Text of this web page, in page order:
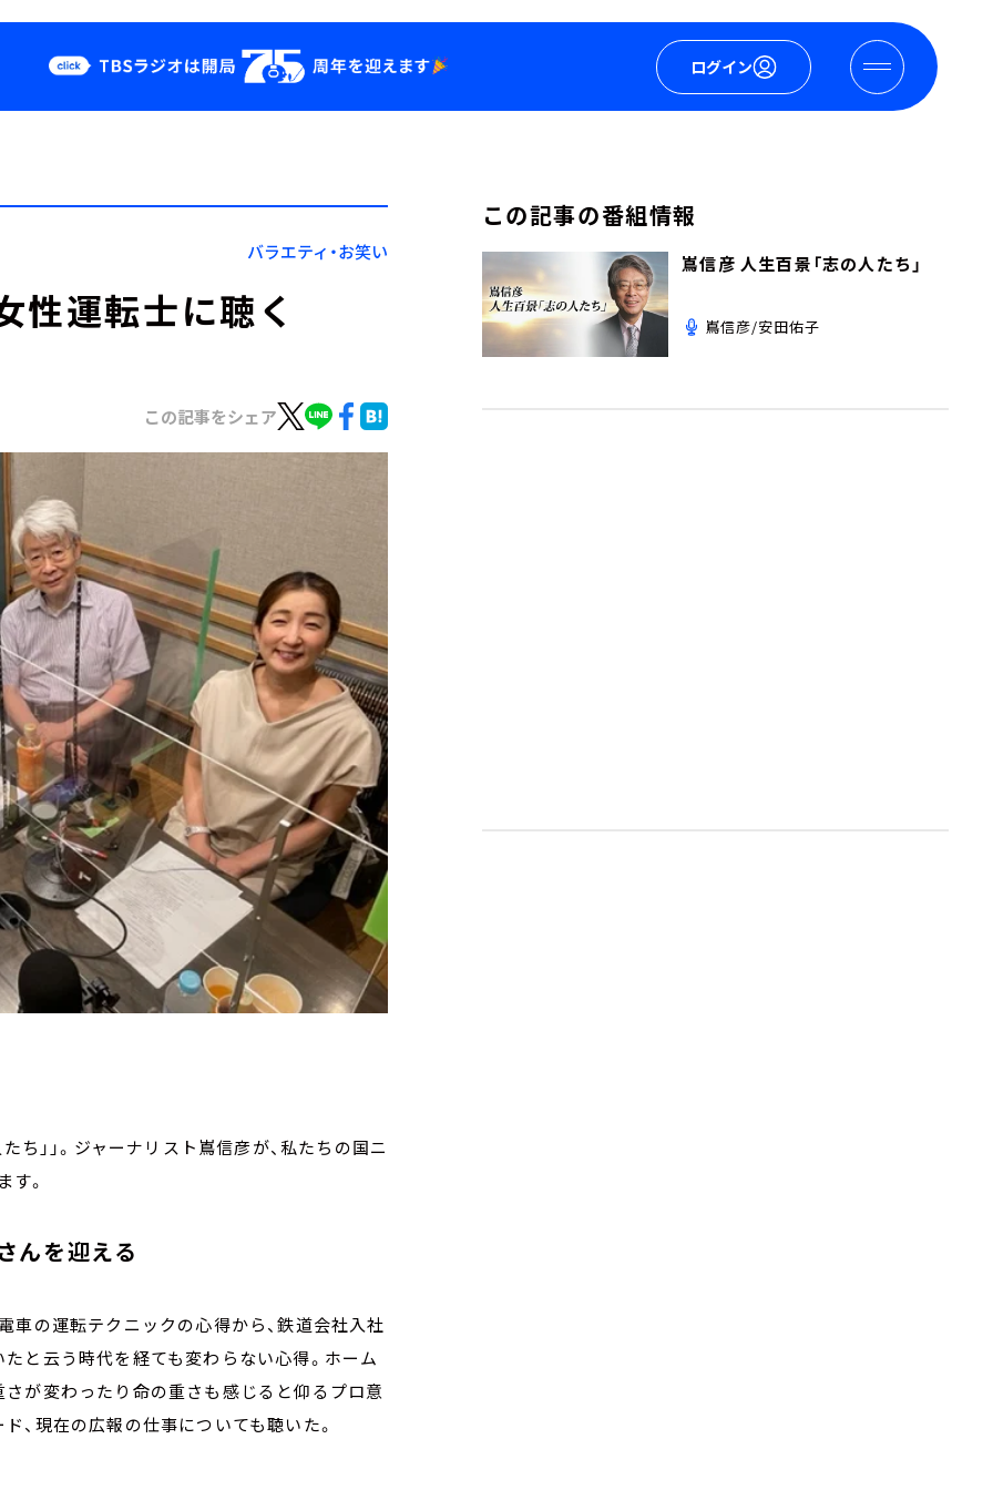
ログイン
YouTube
会社情報
バラエティ・お笑い
性運転士に聴く
この記事をシェア
」」。ジャーナリスト嶌信彦が、私たちの国ニ
。
んを迎える
車の運転テクニックの心得から、鉄道会社入社
と云う時代を経ても変わらない心得。ホーム
が変わったり命の重さも感じると仰るプロ意
、現在の広報の仕事についても聴いた。
この記事の番組情報
嶌信彦 人生百景「志の人たち」
嶌信彦/安田佑子